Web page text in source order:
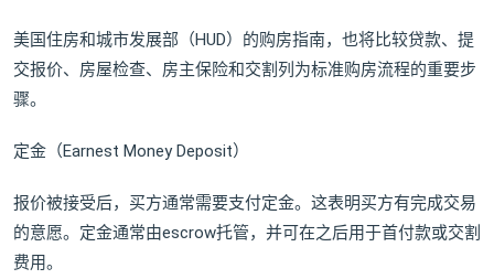
美国住房和城市发展部（HUD）的购房指南，也将比较贷款、提
交报价、房屋检查、房主保险和交割列为标准购房流程的重要步
骤。
定金（Earnest Money Deposit）
报价被接受后，买方通常需要支付定金。这表明买方有完成交易
的意愿。定金通常由escrow托管，并可在之后用于首付款或交割
费用。